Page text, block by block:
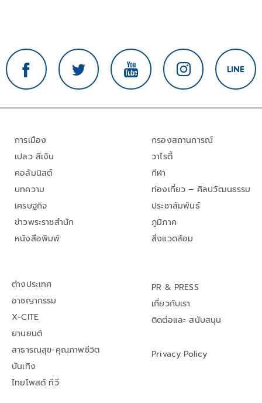
การเมือง
เปลว สีเงิน
คอลัมนิสต์
บทความ
เศรษฐกิจ
ข่าวพระราชสำนัก
หนังสือพิมพ์
กรองสถานการณ์
วาไรตี้
กีฬา
ท่องเที่ยว – ศิลปวัฒนธรรม
ประชาสัมพันธ์
ภูมิภาค
สิ่งแวดล้อม
ต่างประเทศ
อาชญากรรม
X-CITE
ยานยนต์
สาธารณสุข-คุณภาพชีวิต
บันเทิง
ไทยโพสต์ ทีวี
PR & PRESS
เกี่ยวกับเรา
ติดต่อและ สนับสนุน
Privacy Policy